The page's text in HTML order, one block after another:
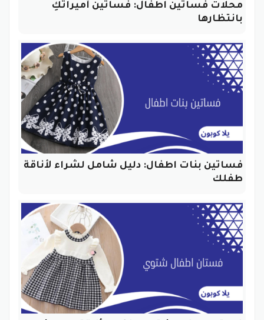
محلات فساتين اطفال: فساتين أميراتكِ
بانتظارها
فساتين بنات اطفال: دليل شامل لشراء لأناقة
طفلك